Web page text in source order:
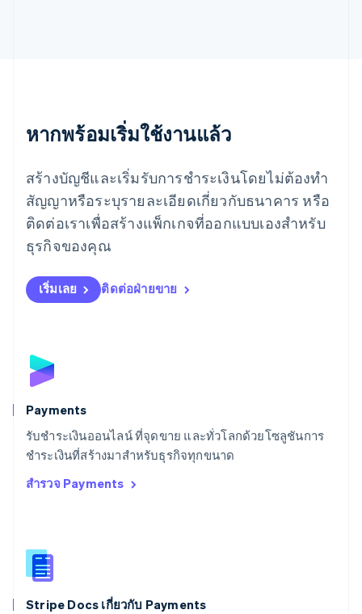
หากพร้อมเริ่มใช้งานแล้ว
สร้างบัญชีและเริ่มรับการชำระเงินโดยไม่ต้องทำ
สัญญาหรือระบุรายละเอียดเกี่ยวกับธนาคาร หรือ
ติดต่อเราเพื่อสร้างแพ็กเกจที่ออกแบบเองสำหรับ
ธุรกิจของคุณ
เริ่มเลย ติดต่อฝ่ายขาย
Payments
รับชำระเงินออนไลน์ ที่จุดขาย และทั่วโลกด้วยโซลูชันการ
ชำระเงินที่สร้างมาสำหรับธุรกิจทุกขนาด
สำรวจ Payments
Stripe Docs เกี่ยวกับ Payments
ลักเซมเบิร์ก
Français Deutsch English
English
ลิกเตนสไตน์
DeutschEnglish
ลิทัวเนีย
English
สเปน
สโลวาเกีย
English
Deutsch
สวีเดน
สหรัฐอเมริกา
English Español简体中文
สหรัฐอาหรับเอมิเรตส์
สหราชอาณาจักร
สิงคโปร์
English
ออสเตรเลีย
English